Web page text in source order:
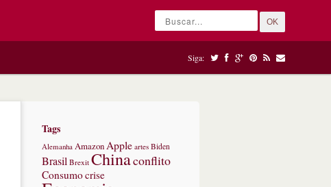
OK
Siga:
Tags
Alemanha Amazon Apple artes Biden
Brasil Brexit Chinaconflito
Consumocrise